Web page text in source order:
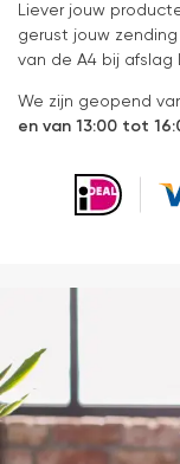
Liever jouw
gerust jouw
van de A4 bij afslag
We zijn geopend
en van 13:00 tot